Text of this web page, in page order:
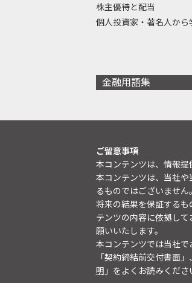
株主優待と配当
個人投資家・著名人か
金融用語集
ご留意事項
本コンテンツは、情報提
本コンテンツは、当社
るものではございませ
将来の結果を保証する
テンツの内容に依拠し
願いいたします。
本コンテンツでは当社
「契約締結前交付書面
明 」をよくお読みくださ